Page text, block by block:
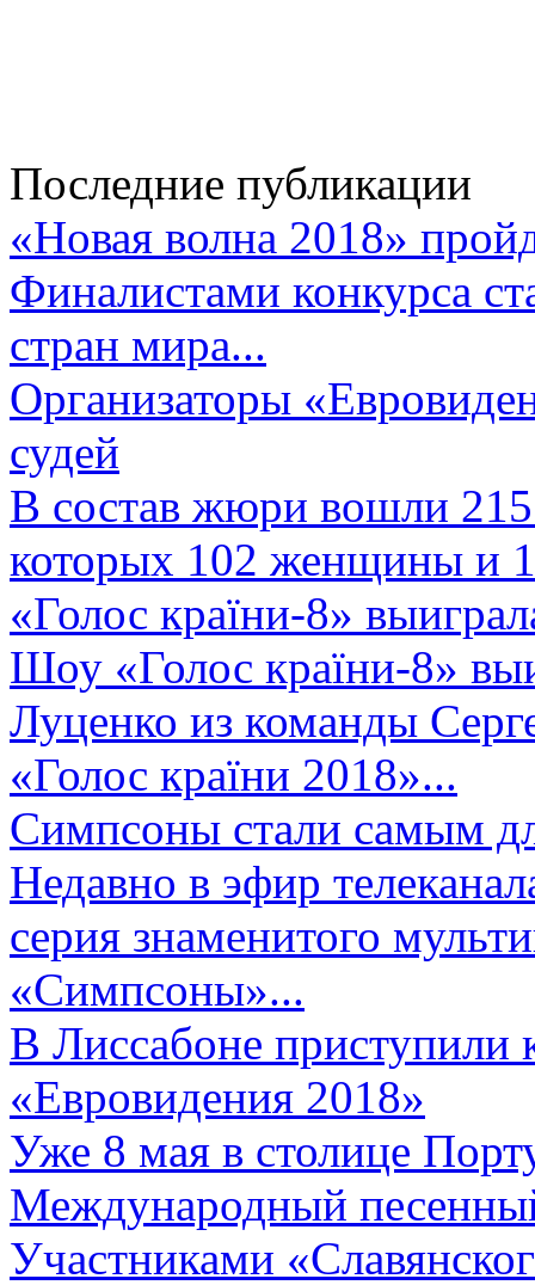
Последние публикации
«Новая волна 2018»
Финалистами конкурса
стран мира...
Организаторы
судей
В состав жюри вошли 215
которых 102 женщины и
«Голос країни-8»
Шоу «Голос країни-8»
Луценко из команды
«Голос країни 2018»...
Симпсоны стали самым
Недавно в эфир
серия знаменитого
«Симпсоны»...
В Лиссабоне приступили
«Евровидения 2018»
Уже 8 мая в столице
Международный
Участниками